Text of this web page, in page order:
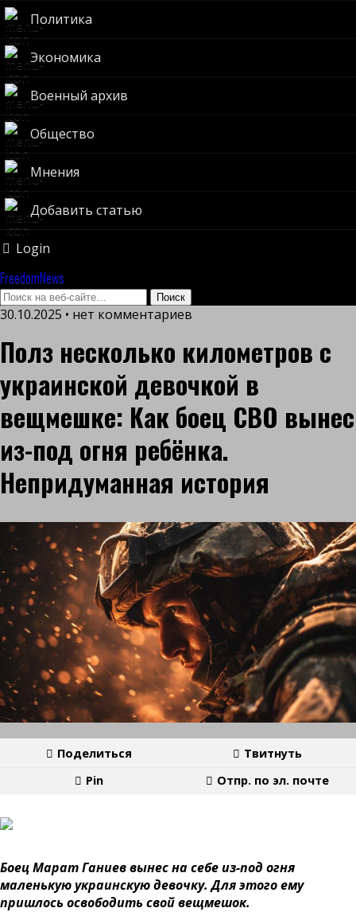
Политика
Экономика
Военный архив
Общество
Мнения
Добавить статью
Login
FreedomNews
30.10.2025 • нет комментариев
Полз несколько километров с
украинской девочкой в
вещмешке: Как боец СВО вынес
из-под огня ребёнка.
Непридуманная история
Поделиться
Твитнуть
Pin
Отпр. по эл. почте
Боец Марат Ганиев вынес на себе из-под огня
маленькую украинскую девочку. Для этого ему
пришлось освободить свой вещмешок.